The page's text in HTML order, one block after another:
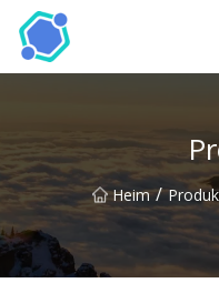
Heim /